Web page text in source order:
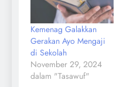
Kemenag Galakkan
Gerakan Ayo Mengaji
di Sekolah
November 29, 2024
dalam "Tasawuf"